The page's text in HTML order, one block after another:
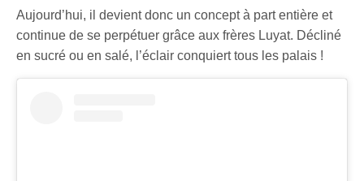
Aujourd’hui, il devient donc un concept à part entière et
continue de se perpétuer grâce aux frères Luyat. Décliné
en sucré ou en salé, l’éclair conquiert tous les palais !